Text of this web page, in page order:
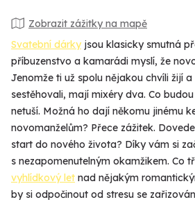
Zobrazit zážitky na mapě
Svatební dárky jsou klasicky smutná
příbuzenstvo a kamarádi myslí, že
Jenomže ti už spolu nějakou chvíli žijí
sestěhovali, mají mixéry dva. Co
netuší. Možná ho dají někomu jinému
novomanželům? Přece zážitek.
start do nového života? Díky vám si
s nezapomenutelným okamžikem. Co
vyhlídkový let nad nějakým
by si odpočinout od stresu se